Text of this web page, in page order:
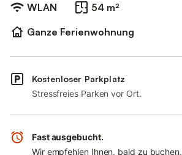
WLAN
54 m²
Ganze Ferienwohnung
Kostenloser Parkplatz
Stressfreies Parken vor Ort.
Fast ausgebucht.
Wir empfehlen Ihnen, bald zu buchen.